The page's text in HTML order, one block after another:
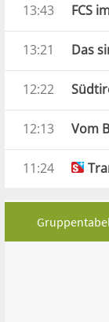
13:43
13:21
12:22
12:13
11:24